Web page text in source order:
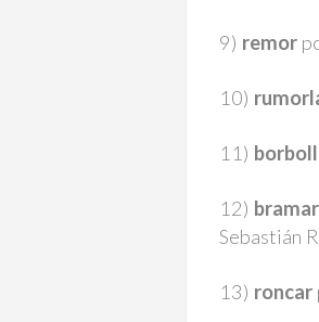
9) remor
10)
11)
12) bramar
Sebastián
13) roncar